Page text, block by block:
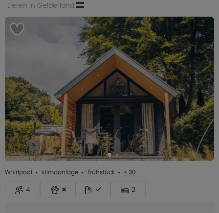
Lieren in Gelderland
Whirlpool klimaanlage frühstück + 30
4 2